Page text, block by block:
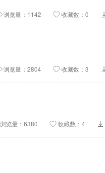
浏览量：1142 收藏数：0
浏览量：2804 收藏数：3
浏览量：6380 收藏数：4